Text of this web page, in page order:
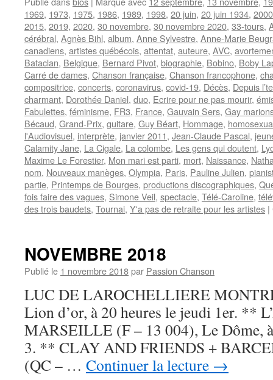
1969, 1973, 1975, 1986, 1989, 1998, 20 juin, 20 juin 1934, 2000
2015, 2019, 2020, 30 novembre, 30 novembre 2020, 33-tours,
cérébral, Agnès Bihl, album, Anne Sylvestre, Anne-Marie
canadiens, artistes québécois, attentat, auteure, AVC,
Bataclan, Belgique, Bernard Pivot, biographie, Bobino, Boby
Carré de dames, Chanson française, Chanson francophone,
compositrice, concerts, coronavirus, covid-19, Décès, Depuis
charmant, Dorothée Daniel, duo, Ecrire pour ne pas mourir,
Fabulettes, féminisme, FR3, France, Gauvain Sers, Gay
Bécaud, Grand-Prix, guitare, Guy Béart, Hommage,
l'Audiovisuel, interprète, janvier 2011, Jean-Claude Pascal,
Calamity Jane, La Cigale, La colombe, Les gens qui doutent,
Maxime Le Forestier, Mon mari est parti, mort, Naissance,
nom, Nouveaux manèges, Olympia, Paris, Pauline Julien,
partie, Printemps de Bourges, productions discographiques,
fois faire des vagues, Simone Veil, spectacle, Télé-Caroline,
des trois baudets, Tournai, Y'a pas de retraite pour les artistes |
NOVEMBRE 2018
Publié le 1 novembre 2018par Passion Chanson
LUC DE LAROCHELLIERE
Lion d’or, à 20 heures le jeudi 1er. **
MARSEILLE (F – 13 004), Le Dôme,
3. ** CLAY AND FRIENDS +
(QC – … Continuer la lecture →